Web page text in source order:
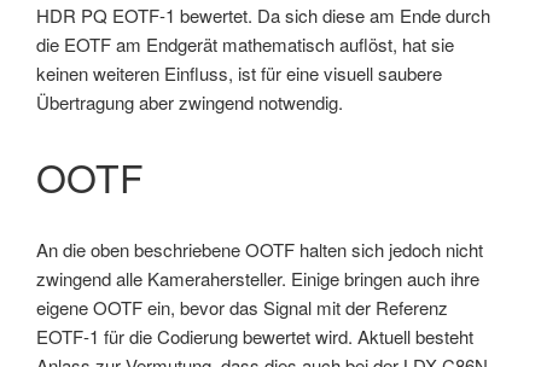
HDR PQ EOTF-1 bewertet. Da sich diese am Ende durch
die EOTF am Endgerät mathematisch auflöst, hat sie
keinen weiteren Einfluss, ist für eine visuell saubere
Übertragung aber zwingend notwendig.
OOTF
An die oben beschriebene OOTF halten sich jedoch nicht
zwingend alle Kamerahersteller. Einige bringen auch ihre
eigene OOTF ein, bevor das Signal mit der Referenz
EOTF-1 für die Codierung bewertet wird. Aktuell besteht